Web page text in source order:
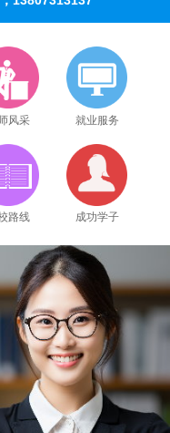
风采 就业服务
路线 成功学子